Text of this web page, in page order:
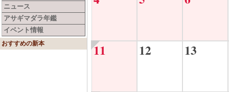
ニュース
アサギマダラ年鑑
イベント情報
おすすめの新本 11 12 13